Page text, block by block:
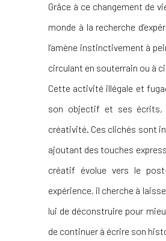
Grâce à ce changement de
monde à la recherche
l’amène instinctivement à
circulant en souterrain ou à
Cette activité illégale et
son objectif et ses écrits,
créativité. Ces clichés sont
ajoutant des touches
créatif évolue vers le
expérience, il cherche à
lui de déconstruire pour
de continuer à écrire son